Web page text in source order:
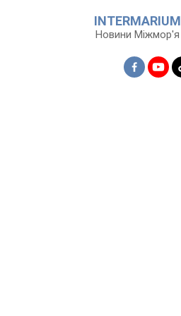
INTERMARIUM
Новини Міжмор'я